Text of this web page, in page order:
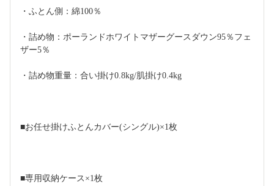
・ふとん側：綿100％
・詰め物：ポーランドホワイトマザーグースダウン95％フェ
ザー5％
・詰め物重量：合い掛け0.8kg/肌掛け0.4kg
■お任せ掛けふとんカバー(シングル)×1枚
■専用収納ケース×1枚